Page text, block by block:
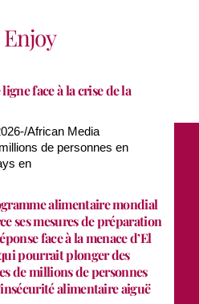
face à la crise de la
African Media
de personnes en
en
alimentaire mondial
ses mesures de préparation
face à la menace d’El
pourrait plonger des
de millions de personnes
alimentaire aiguë